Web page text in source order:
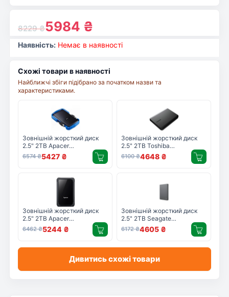
8229₴5984 ₴
Наявність: Немає в наявності
Схожі товари в наявності
Найближчі збіги підібрано за початком назви та
характеристиками.
Зовнішній жорсткий диск
2.5" 2TB Apacer
(AP2TBAC631U-1)
6574₴5427 ₴
Зовнішній жорсткий диск
2.5" 2TB Toshiba
(HDTB520EK3AA)
6100₴4648 ₴
Зовнішній жорсткий диск
2.5" 2TB Apacer
(AP2TBAC532B-1)
6462₴5244 ₴
Зовнішній жорсткий диск
2.5" 2TB Seagate
(STJL2000400)
6172₴4605 ₴
Дивитись схожі товари